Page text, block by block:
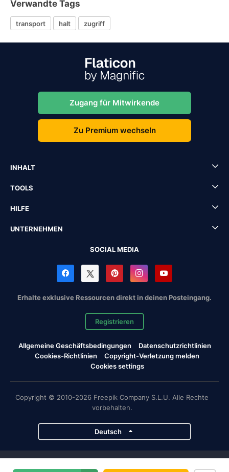
Verwandte Tags
transport halt zugriff
Zugang für Mitwirkende
Zu Premium wechseln
INHALT
TOOLS
HILFE
UNTERNEHMEN
SOCIAL MEDIA
Erhalte exklusive Ressourcen direkt in deinen Posteingang.
Registrieren
Allgemeine Geschäftsbedingungen
Datenschutzrichtlinien
Cookies-Richtlinien
Copyright-Verletzung melden
Cookies settings
Copyright © 2010-2026 Freepik Company S.L.U. Alle Rechte
vorbehalten.
Deutsch